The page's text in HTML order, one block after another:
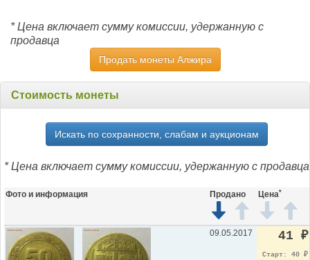
* Цена включает сумму комиссии, удержанную с
продавца
Продать монеты Алжира
Стоимость монеты
Искать по сохранности, слабам и аукционам
* Цена включает сумму комиссии, удержанную с продавца
Фото и информация Продано Цена*
09.05.2017 41 ₽
Старт: 40 ₽